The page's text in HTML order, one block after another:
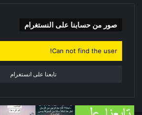
صور من حسابنا على النستغرام
Can not find the user!
تابعنا على انستغرام